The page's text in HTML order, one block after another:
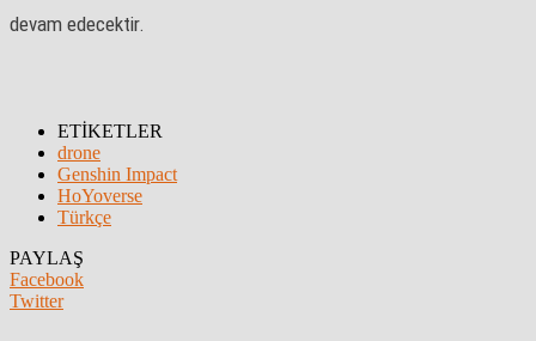
devam edecektir.
ETİKETLER
drone
Genshin Impact
HoYoverse
Türkçe
PAYLAŞ
Facebook
Twitter